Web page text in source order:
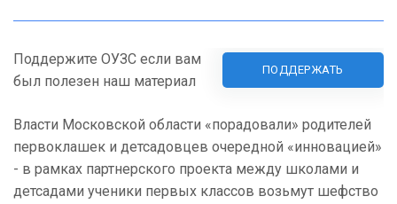
Поддержите ОУЗС если вам
был полезен наш материал
ПОДДЕРЖАТЬ
Власти Московской области «порадовали» родителей
первоклашек и детсадовцев очередной «инновацией»
- в рамках партнерского проекта между школами и
детсадами ученики первых классов возьмут шефство